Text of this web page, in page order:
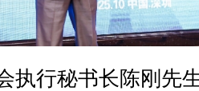
行秘书长陈刚先